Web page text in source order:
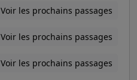
Voir les prochains passages
Voir les prochains passages
Voir les prochains passages